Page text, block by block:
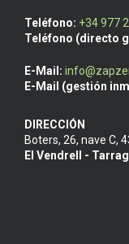
Teléfono: +34 977
Teléfono (directo
E-Mail:
E-Mail (gestión
DIRECCIÓN
Boters, 26, nave C,
El Vendrell -